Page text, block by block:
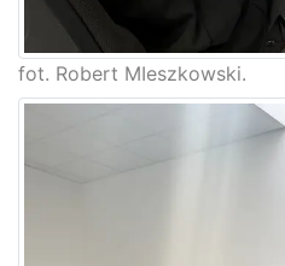
fot. Robert MIeszkowski.